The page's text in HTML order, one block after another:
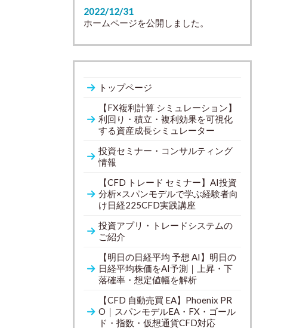
2022/12/31
ホームページを公開しました。
トップページ
【FX複利計算 シミュレーション】
利回り・積立・複利効果を可視化
する資産成長シミュレーター
投資セミナー・コンサルティング
情報
【CFD トレード セミナー】AI投資
分析×スパンモデルで学ぶ経験者向
け日経225CFD実践講座
投資アプリ・トレードシステムの
ご紹介
【明日の日経平均 予想 AI】明日の
日経平均株価をAI予測｜上昇・下
落確率・想定値幅を解析
【CFD 自動売買 EA】Phoenix PR
O｜スパンモデルEA・FX・ゴール
ド・指数・仮想通貨CFD対応